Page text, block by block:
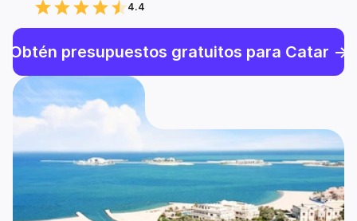
4.4
Obtén presupuestos gratuitos para Catar ->